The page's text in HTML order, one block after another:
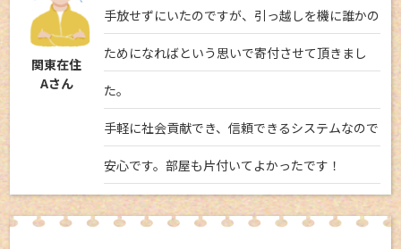
関東在住
Aさん
手放せずにいたのですが、引っ越しを機に誰かの
ためになればという思いで寄付させて頂きまし
た。
手軽に社会貢献でき、信頼できるシステムなので
安心です。部屋も片付いてよかったです！